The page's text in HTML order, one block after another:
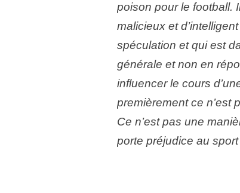
poison pour le football.
malicieux et
spéculation et qui est
générale et non en
influencer le cours
premièrement ce n’est
Ce n’est pas une
porte préjudice au